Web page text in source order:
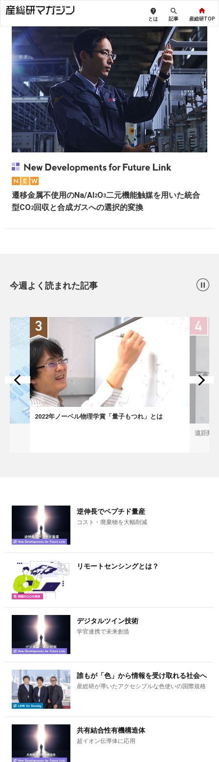
とは 記事 産総研TOP
遷移金属不使用のNa/Al2O3二元機能触媒を用いた統合
型CO2 回収と合成ガスへの選択的変換
今週よく読まれた記事
2022年ノーベル物理学賞「量子もつれ」とは
遠距離
逆伸長でペプチド量産
コスト・廃棄物を大幅削減
リモートセンシングとは？
デジタルツイン技術
学官連携で未来創造
誰もが「色」から情報を受け取れる社会へ
産総研が導いたアクセシブルな色使いの国際規格
共有結合性有機構造体
超イオン伝導体に応用